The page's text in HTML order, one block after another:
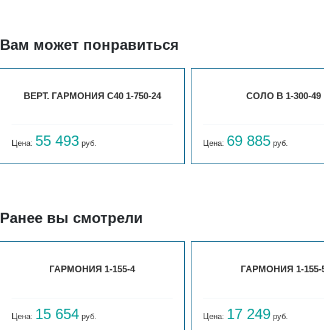
Вам может понравиться
ВЕРТ. ГАРМОНИЯ С40 1-750-24
Цена: 55 493 руб.
СОЛО В 1-300-49
Цена: 69 885 руб.
Ранее вы смотрели
ГАРМОНИЯ 1-155-4
Цена: 15 654 руб.
ГАРМОНИЯ 1-155-
Цена: 17 249 руб.